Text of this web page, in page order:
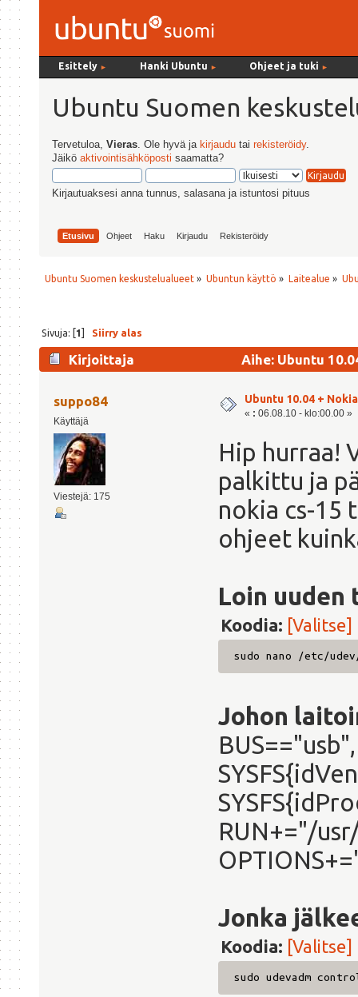
Esittely ► Hanki Ubuntu ► Ohjeet ja tuki ►
Ubuntu Suomen
Tervetuloa,Vieras . Ole hyvä ja kirjaudu tairekisteröidy.
Jäiköaktivointisähköposti saamatta?
Kirjautuaksesi anna tunnus, salasana ja istuntosi pituus
Etusivu Ohjeet Haku Kirjaudu Rekisteröidy
Ubuntu Suomen keskustelualueet » Ubuntun käyttö » Laitealue »
Sivuja: [1] Siirry alas
Kirjoittaja Aihe: Ubuntu
suppo84
Käyttäjä
Viestejä: 175
Ubuntu 10.04 +
« : 06.08.10 - klo:00.00 »
Hip hurraa!
palkittu ja
nokia cs-15
ohjeet
Loin uuden
Koodia: [Valitse]
sudo nano /etc/
Johon
RUN+="/
Jonka
Koodia: [Valitse]
sudo udevadm